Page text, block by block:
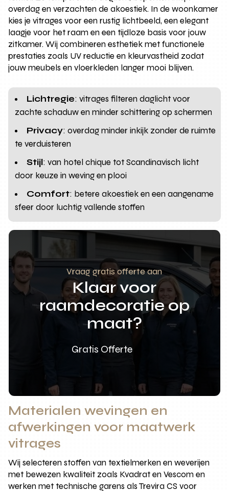
overdag en verzachten de akoestiek. In de woonkamer
kies je vitrages voor een rustig lichtbeeld, een elegant
laagje voor het raam en een tijdloze basis voor jouw
zitkamer. Wij combineren esthetiek met functionele
prestaties zoals UV reductie en kleurvastheid zodat
jouw meubels en vloerkleden langer mooi blijven.
Lichtregie: vitrages filteren daglicht voor
zachte schaduw en minder schittering op schermen
Privacy: overdag minder inkijk zonder de ruimte
te verduisteren
Stijl: van hotel chique tot Scandinavisch licht
door keuze in weving en plooi
Comfort: betere akoestiek en een aangename
sfeer door luchtig vallende stoffen
Vraag gratis offerte aan
Klaar voor
raamdecoratie op
maat?
Gratis Offerte
Materialen wevingen en
afwerkingen voor maatwerk
vitrages
Wij selecteren stoffen van textielmerken en weverijen
met bewezen kwaliteit zoals Kvadrat en Vescom en
werken met technische garens als Trevira CS voor